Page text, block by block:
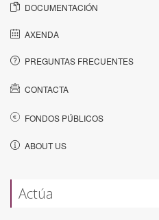
DOCUMENTACIÓN
AXENDA
PREGUNTAS FRECUENTES
CONTACTA
FONDOS PÚBLICOS
ABOUT US
Actúa